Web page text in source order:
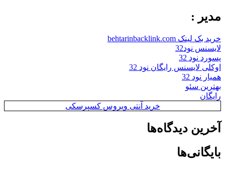
مدیر :
خرید بک لینک behtarinbacklink.com
لایسنس نود32
پسورد نود 32
اوکلی لایسنس رایگان نود 32
همیار نود 32
بهترین سئو
رایگان
خرید آنتی ویروس کسپرسکی
آخرین دیدگاه‌ها
بایگانی‌ها